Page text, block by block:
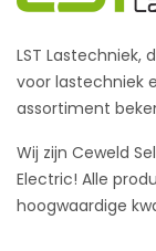
LST Lastechniek,
voor lastechniek
assortiment
Wij zijn Ceweld
Electric! Alle
hoogwaardige